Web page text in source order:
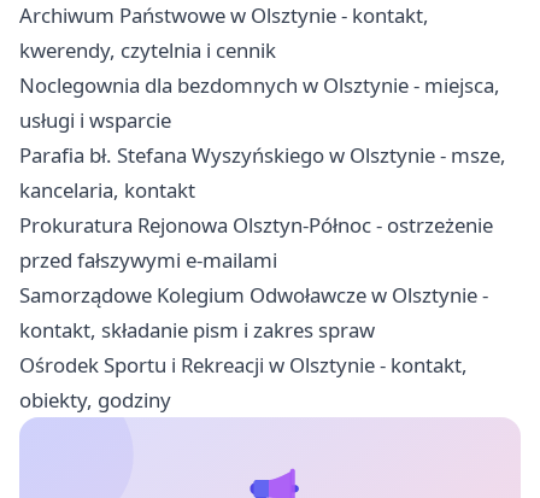
Archiwum Państwowe w Olsztynie - kontakt,
kwerendy, czytelnia i cennik
Noclegownia dla bezdomnych w Olsztynie - miejsca,
usługi i wsparcie
Parafia bł. Stefana Wyszyńskiego w Olsztynie - msze,
kancelaria, kontakt
Prokuratura Rejonowa Olsztyn-Północ - ostrzeżenie
przed fałszywymi e-mailami
Samorządowe Kolegium Odwoławcze w Olsztynie -
kontakt, składanie pism i zakres spraw
Ośrodek Sportu i Rekreacji w Olsztynie - kontakt,
obiekty, godziny